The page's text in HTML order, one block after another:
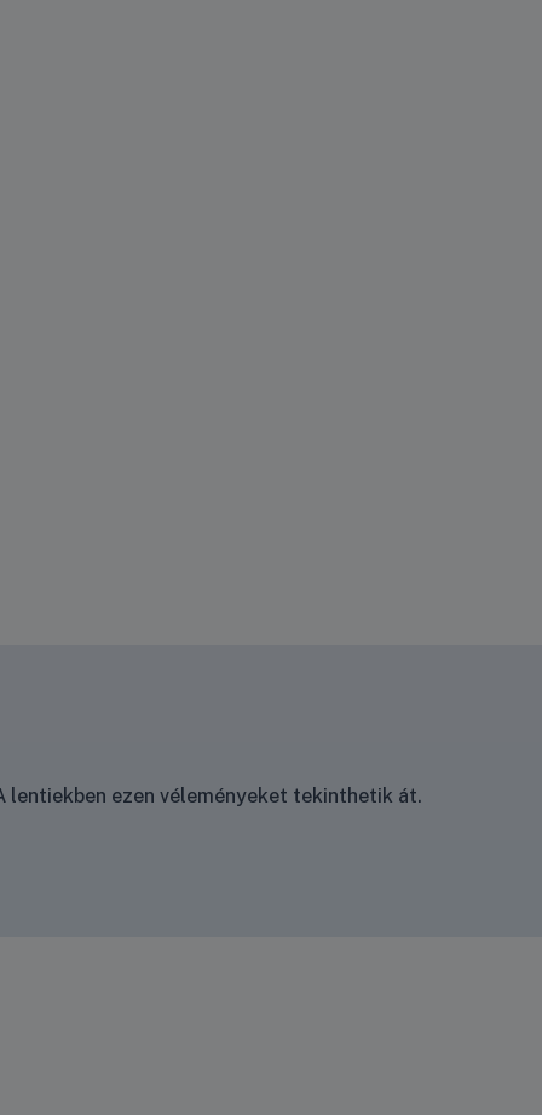
lentiekben ezen véleményeket tekinthetik át.